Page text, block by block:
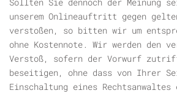
unserem Onlineauftritt gegen
verstoßen, so bitten wir um
ohne Kostennote. Wir werden den
Verstoß, sofern der Vorwurf
beseitigen, ohne dass von Ihrer
Einschaltung eines